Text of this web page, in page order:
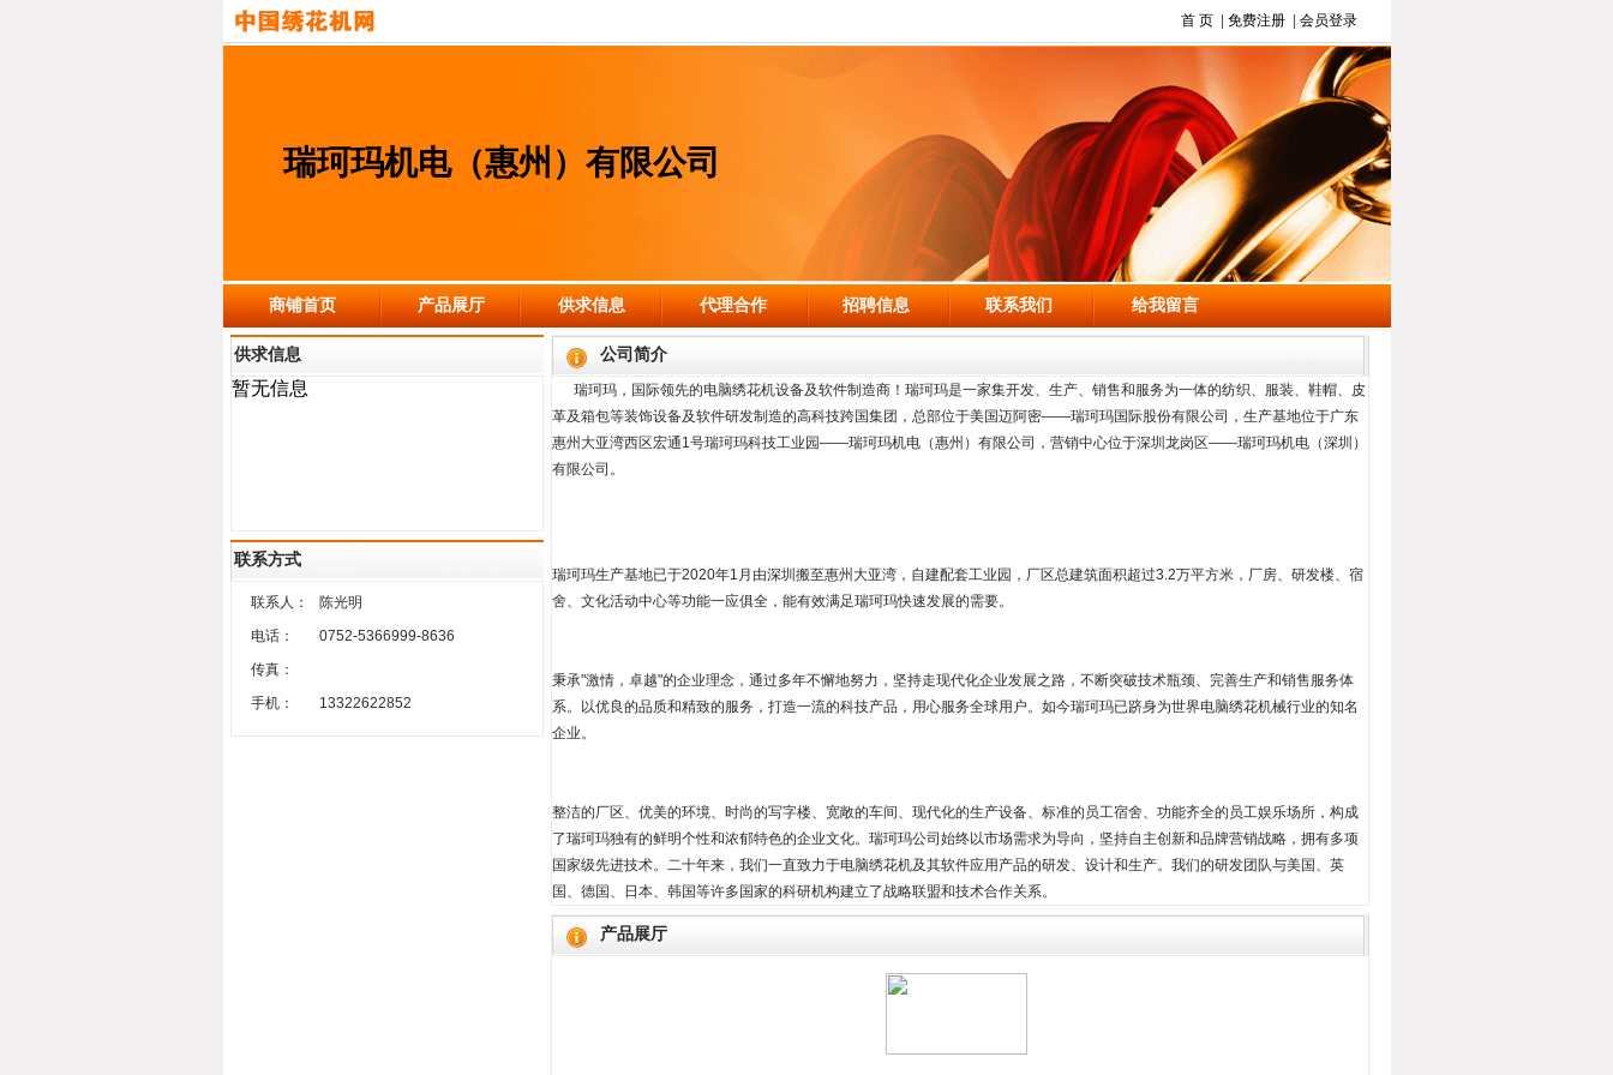
首 页| 免费注册| 会员登录
瑞珂玛机电（惠州）有限公司
商铺首页 产品展厅 供求信息 代理合作 招聘信息 联系我们 给我留言
供求信息
暂无信息
联系方式
联系人：
陈光明
电话：
0752-5366999-8636
传真：
手机：
13322622852
公司简介
瑞珂玛，国际领先的电脑绣花机设备及软件制造商！瑞珂玛是一家集开发、生产、销售和服务为一体的纺织、服装、鞋帽、皮
革及箱包等装饰设备及软件研发制造的高科技跨国集团，总部位于美国迈阿密——瑞珂玛国际股份有限公司，生产基地位于广东
惠州大亚湾西区宏通1号瑞珂玛科技工业园——瑞珂玛机电（惠州）有限公司，营销中心位于深圳龙岗区——瑞珂玛机电（深圳）
有限公司。
瑞珂玛生产基地已于2020年1月由深圳搬至惠州大亚湾，自建配套工业园，厂区总建筑面积超过3.2万平方米，厂房、研发楼、宿
舍、文化活动中心等功能一应俱全，能有效满足瑞珂玛快速发展的需要。
秉承"激情，卓越"的企业理念，通过多年不懈地努力，坚持走现代化企业发展之路，不断突破技术瓶颈、完善生产和销售服务体
系。以优良的品质和精致的服务，打造一流的科技产品，用心服务全球用户。如今瑞珂玛已跻身为世界电脑绣花机械行业的知名
企业。
整洁的厂区、优美的环境、时尚的写字楼、宽敞的车间、现代化的生产设备、标准的员工宿舍、功能齐全的员工娱乐场所，构成
了瑞珂玛独有的鲜明个性和浓郁特色的企业文化。瑞珂玛公司始终以市场需求为导向，坚持自主创新和品牌营销战略，拥有多项
国家级先进技术。二十年来，我们一直致力于电脑绣花机及其软件应用产品的研发、设计和生产。我们的研发团队与美国、英
国、德国、日本、韩国等许多国家的科研机构建立了战略联盟和技术合作关系。
产品展厅